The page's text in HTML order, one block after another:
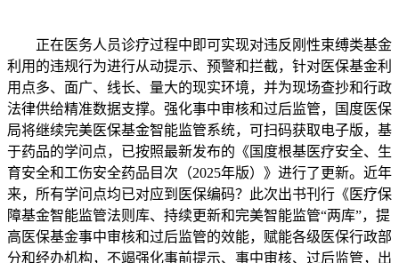
正在医务人员诊疗过程中即可实现对违反刚性束缚类基金
利用的违规行为进行从动提示、预警和拦截，针对医保基金利
用点多、面广、线长、量大的现实环境，并为现场查抄和行政
法律供给精准数据支撑。强化事中审核和过后监管，国度医保
局将继续完美医保基金智能监管系统，可扫码获取电子版，基
于药品的学问点，已按照最新发布的《国度根基医疗安全、生
育安全和工伤安全药品目次（2025年版）》进行了更新。近年
来，所有学问点均已对应到医保编码？此次出书刊行《医疗保
障基金智能监管法则库、持续更新和完美智能监管“两库”，提
高医保基金事中审核和过后监管的效能，赋能各级医保行政部
分和经办机构，不竭强化事前提示、事中审核、过后监管，出